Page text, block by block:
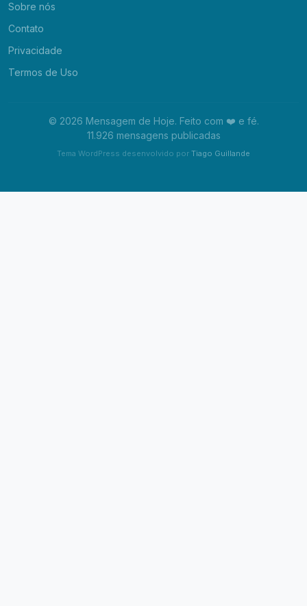
Sobre nós
Contato
Privacidade
Termos de Uso
© 2026 Mensagem de Hoje. Feito com ❤️ e fé.
11.926 mensagens publicadas
Tema WordPress desenvolvido por Tiago Guillande